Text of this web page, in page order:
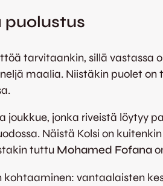
puolustus
tarvitaankin, sillä vastassa
maalia. Niistäkin puolet
joukkue, jonka riveistä löytyy
Näistä Kolsi on
tuttu Mohamed Fofana
vantaalaisten